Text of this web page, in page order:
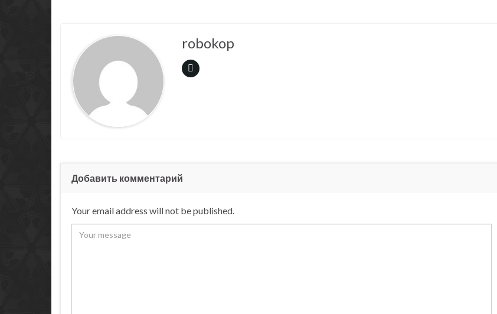
robokop
Добавить комментарий
Your email address will not be published.